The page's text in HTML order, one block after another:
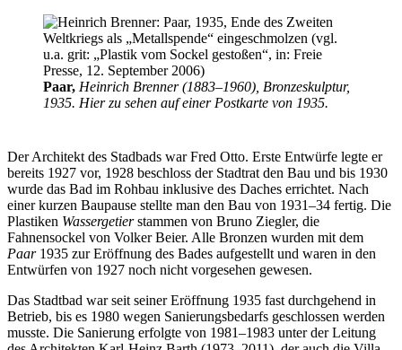
Paar, Heinrich Brenner (1883–1960), Bronzeskulptur,
1935. Hier zu sehen auf einer Postkarte von 1935.
Der Architekt des Stadbads war Fred Otto. Erste Entwürfe legte er
bereits 1927 vor, 1928 beschloss der Stadtrat den Bau und bis 1930
wurde das Bad im Rohbau inklusive des Daches errichtet. Nach
einer kurzen Baupause stellte man den Bau von 1931–34 fertig. Die
Plastiken Wassergetierstammen von Bruno Ziegler, die
Fahnensockel von Volker Beier. Alle Bronzen wurden mit dem
Paar1935 zur Eröffnung des Bades aufgestellt und waren in den
Entwürfen von 1927 noch nicht vorgesehen gewesen.
Das Stadtbad war seit seiner Eröffnung 1935 fast durchgehend in
Betrieb, bis es 1980 wegen Sanierungsbedarfs geschlossen werden
musste. Die Sanierung erfolgte von 1981–1983 unter der Leitung